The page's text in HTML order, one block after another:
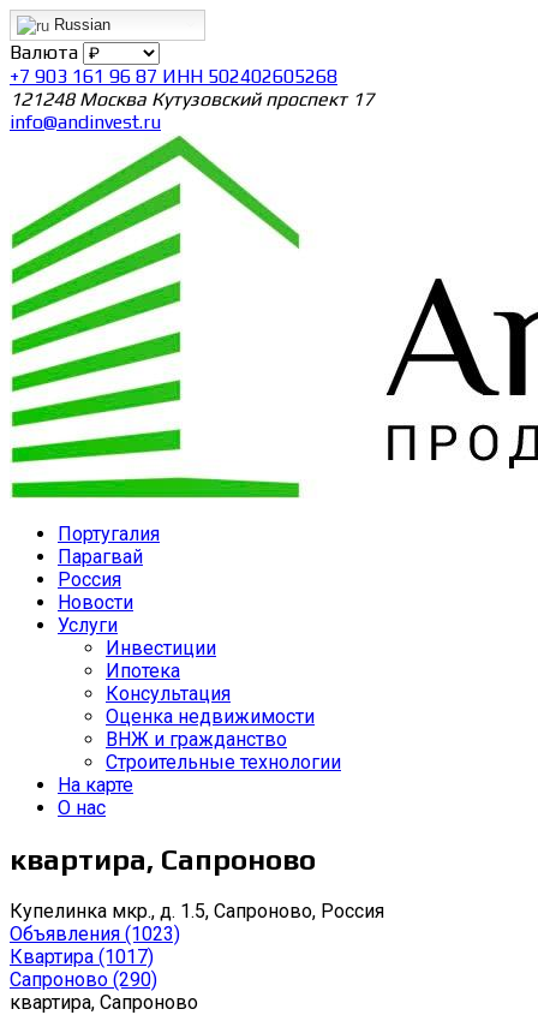
Russian
Валюта
+7 903 161 96 87 ИНН 502402605268
121248 Москва Кутузовский проспект 17
info@andinvest.ru
Португалия
Парагвай
Россия
Новости
Услуги
Инвестиции
Ипотека
Консультация
Оценка недвижимости
ВНЖ и гражданство
Строительные технологии
На карте
О нас
квартира, Сапроново
Купелинка мкр., д. 1.5, Сапроново, Россия
Объявления (1023)
Квартира (1017)
Сапроново (290)
квартира, Сапроново